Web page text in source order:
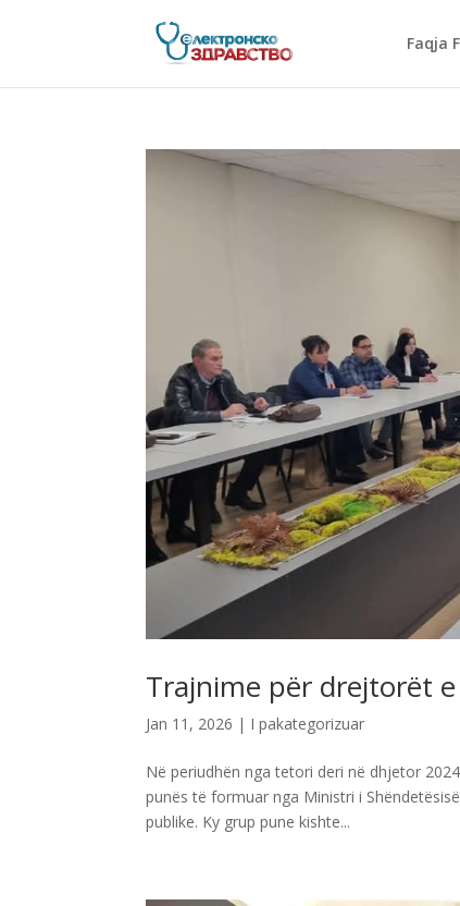
Faqja
Trajnime për drejtorët
Jan 11, 2026 | I pakategorizuar
Në periudhën nga tetori deri në dhjetor
punës të formuar nga Ministri i
publike. Ky grup pune kishte...